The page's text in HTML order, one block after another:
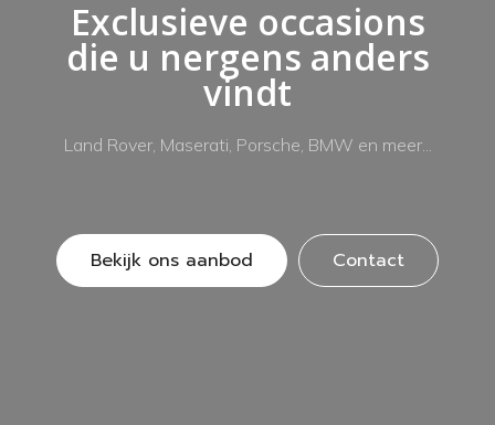
Exclusieve occasions
die u nergens anders
vindt
Land Rover, Maserati, Porsche, BMW en meer...
Bekijk ons aanbod Contact